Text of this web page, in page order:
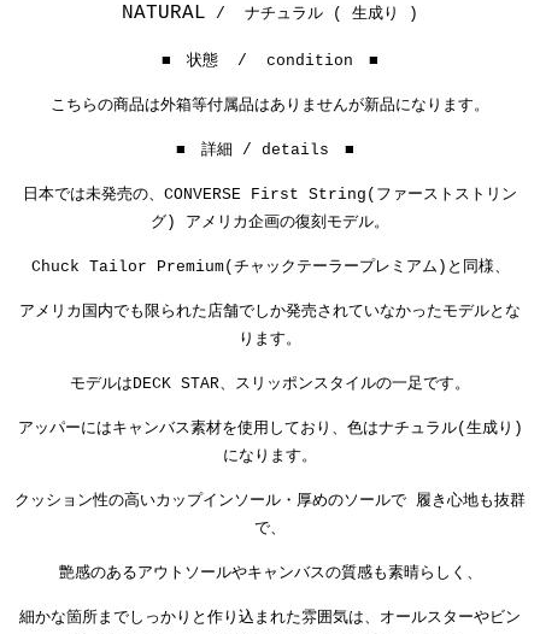
NATURAL / ナチュラル ( 生成り )
■ 状態 / condition ■
こちらの商品は外箱等付属品はありませんが新品になります。
■ 詳細 / details ■
日本では未発売の、CONVERSE First String(ファーストストリン
グ) アメリカ企画の復刻モデル。
Chuck Tailor Premium(チャックテーラープレミアム)と同様、
アメリカ国内でも限られた店舗でしか発売されていなかったモデルとな
ります。
モデルはDECK STAR、スリッポンスタイルの一足です。
アッパーにはキャンバス素材を使用しており、色はナチュラル(生成り)
になります。
クッション性の高いカップインソール・厚めのソールで 履き心地も抜群
で、
艶感のあるアウトソールやキャンバスの質感も素晴らしく、
細かな箇所までしっかりと作り込まれた雰囲気は、 オールスターやビン